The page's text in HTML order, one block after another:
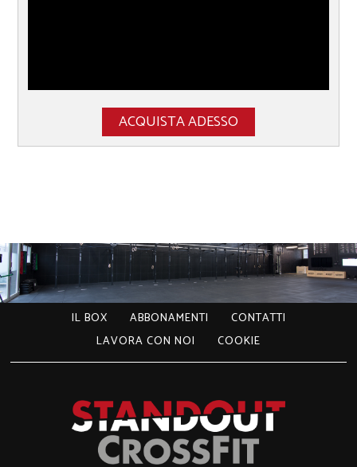
ACQUISTA ADESSO
IL BOX ABBONAMENTI
CONTATTI
LAVORA CON NOI
COOKIE